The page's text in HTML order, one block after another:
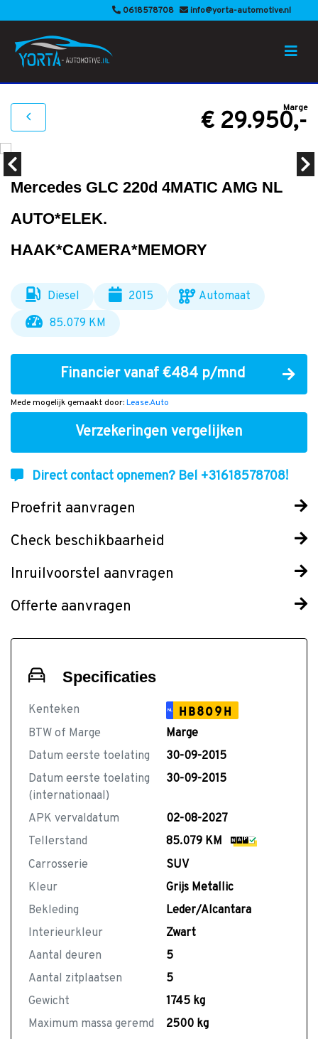
0618578708 info@yorta-automotive.nl
Marge
€ 29.950,-
Mercedes GLC 220d 4MATIC AMG NL
AUTO*ELEK.
HAAK*CAMERA*MEMORY
Diesel 2015
Automaat
85.079 KM
Financier vanaf €484 p/mnd
Mede mogelijk gemaakt door:Lease.Auto
Verzekeringen vergelijken
Direct contact opnemen? Bel +31618578708!
Proefrit aanvragen
Check beschikbaarheid
Inruilvoorstel aanvragen
Offerte aanvragen
Specificaties
Kenteken NL
HB809H
BTW of Marge
Marge
Datum eerste toelating
30-09-2015
Datum eerste toelating
(internationaal)
30-09-2015
APK vervaldatum
02-08-2027
Tellerstand
85.079 KM
Carrosserie
SUV
Kleur
Grijs Metallic
Bekleding
Leder/Alcantara
Interieurkleur
Zwart
Aantal deuren
5
Aantal zitplaatsen
5
Gewicht
1745 kg
Maximum massa geremd
2500 kg